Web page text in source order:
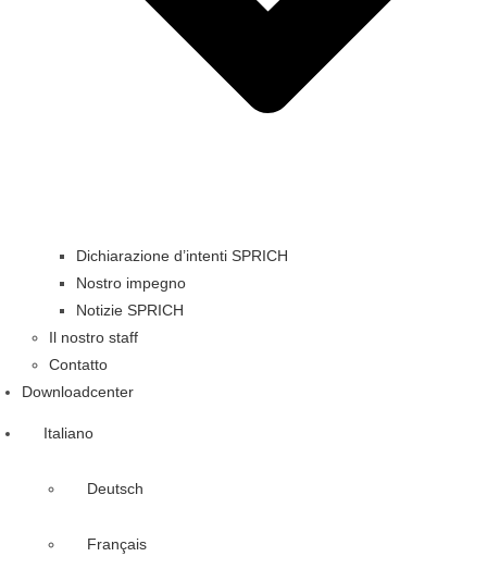
Dichiarazione d’intenti SPRICH
Nostro impegno
Notizie SPRICH
Il nostro staff
Contatto
Downloadcenter
Italiano
Deutsch
Français